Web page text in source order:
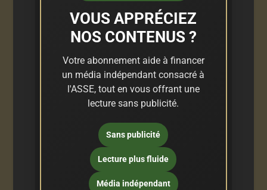
VOUS APPRÉCIEZ
NOS CONTENUS ?
Votre abonnement aide à financer
un média indépendant consacré à
l'ASSE, tout en vous offrant une
lecture sans publicité.
Sans publicité
Lecture plus fluide
Média indépendant